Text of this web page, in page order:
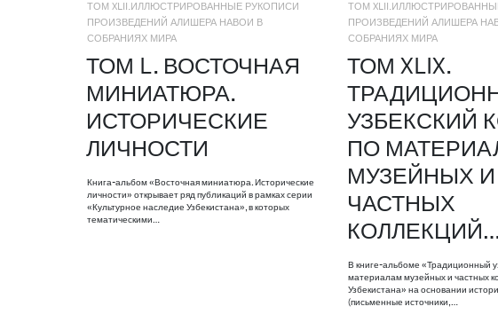
ТОМ XLII.ИЛЛЮСТРИРОВАННЫЕ РУКОПИСИ
ПРОИЗВЕДЕНИЙ АЛИШЕРА НАВОИ В
СОБРАНИЯХ МИРА
ТОМ L. ВОСТОЧНАЯ
МИНИАТЮРА.
ИСТОРИЧЕСКИЕ
ЛИЧНОСТИ
Книга-альбом «Восточная миниатюра. Исторические
личности» открывает ряд публикаций в рамках серии
«Культурное наследие Узбекистана», в которых
тематическими…
ТОМ
ПРОИЗВЕДЕНИЙ АЛИШЕРА
СОБРАНИЯХ МИРА
ТОМ XLIX.
УЗБЕКСКИЙ
ПО
МУЗЕЙНЫХ И
ЧАСТНЫХ
В книге-альбоме «Традиционный
материалам музейных и частных
Узбекистана» на основании
(письменные источники,…